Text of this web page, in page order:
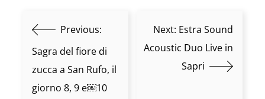
Previous:
Sagra del fiore di
zucca a San Rufo, il
giorno 8, 9 e￼10
Next: Estra Sound
Acoustic Duo Live in
Sapri